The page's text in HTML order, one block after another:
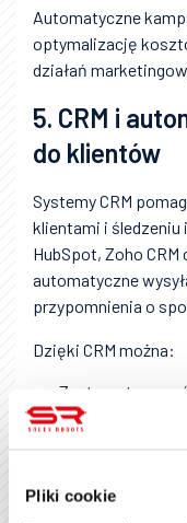
Pliki cookie
Automatyczne
optymalizację
działań
5. CRM i
do klientów
Systemy CRM
klientami i
HubSpot, Zoho
automatyczne
przypomnienia o
Dzięki CRM można:
Monitorować
komunikacji.